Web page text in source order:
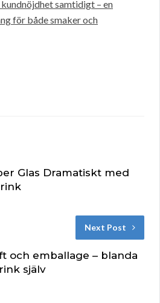
samtidigt – en
för både smaker och
Glas Dramatiskt med
Next Post
och emballage – blanda
själv